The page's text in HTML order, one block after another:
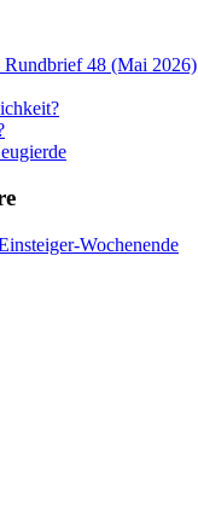
48 (Mai 2026)
Wochenende